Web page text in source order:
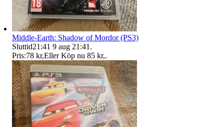
Middle-Earth: Shadow of Mordor (PS3)
Sluttid21:41 9 aug 21:41 .
Pris:78 kr,Eller Köp nu 85 kr,.